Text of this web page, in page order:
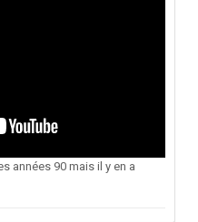
années 90 mais il y en a